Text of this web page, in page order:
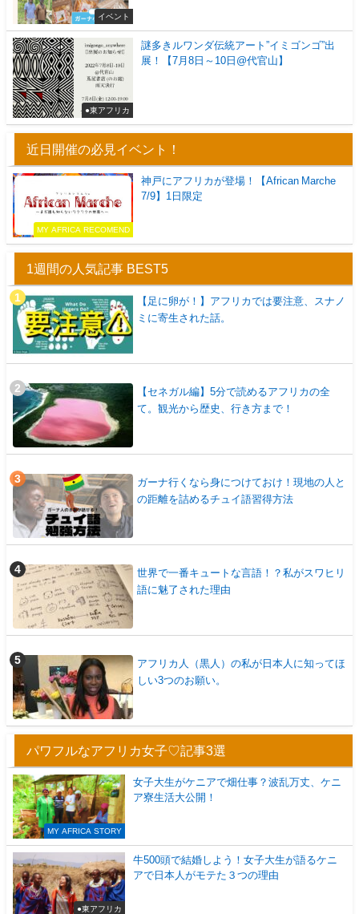
イベント
●東アフリカ
謎多きルワンダ伝統アート”イミゴンゴ”出
展！【7月8日～10日@代官山】
近日開催の必見イベント！
MY AFRICA RECOMEND
神戸にアフリカが登場！【African Marche
7/9】1日限定
1週間の人気記事 BEST5
【足に卵が！】アフリカでは要注意、スナノ
ミに寄生された話。
【セネガル編】5分で読めるアフリカの全
て。観光から歴史、行き方まで！
ガーナ行くなら身につけておけ！現地の人と
の距離を詰めるチュイ語習得方法
世界で一番キュートな言語！？私がスワヒリ
語に魅了された理由
アフリカ人（黒人）の私が日本人に知ってほ
しい3つのお願い。
パワフルなアフリカ女子♡記事3選
MY AFRICA STORY
女子大生がケニアで畑仕事？波乱万丈、ケニ
ア寮生活大公開！
●東アフリカ
牛500頭で結婚しよう！女子大生が語るケニ
アで日本人がモテた３つの理由